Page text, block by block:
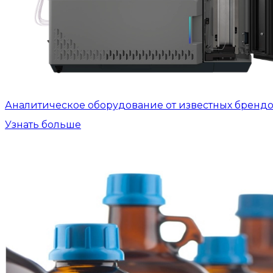
Аналитическое оборудование от известных
Узнать больше